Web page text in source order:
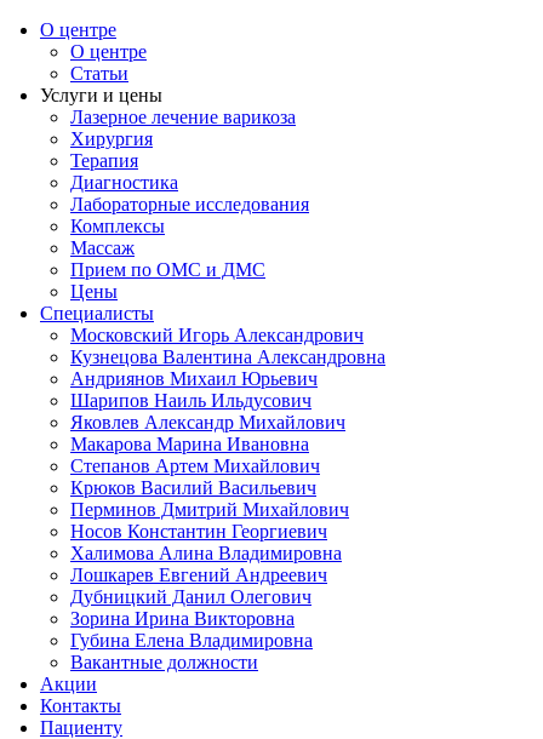
О центре
О центре
Статьи
Услуги и цены
Лазерное лечение варикоза
Хирургия
Терапия
Диагностика
Лабораторные исследования
Комплексы
Массаж
Прием по ОМС и ДМС
Цены
Специалисты
Московский Игорь Александрович
Кузнецова Валентина Александровна
Андриянов Михаил Юрьевич
Шарипов Наиль Ильдусович
Яковлев Александр Михайлович
Макарова Марина Ивановна
Степанов Артем Михайлович
Крюков Василий Васильевич
Перминов Дмитрий Михайлович
Носов Константин Георгиевич
Халимова Алина Владимировна
Лошкарев Евгений Андреевич
Дубницкий Данил Олегович
Зорина Ирина Викторовна
Губина Елена Владимировна
Вакантные должности
Акции
Контакты
Пациенту